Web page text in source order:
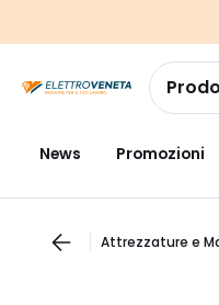
navigazionealla
pagina
News Promozioni
Attrezzature e